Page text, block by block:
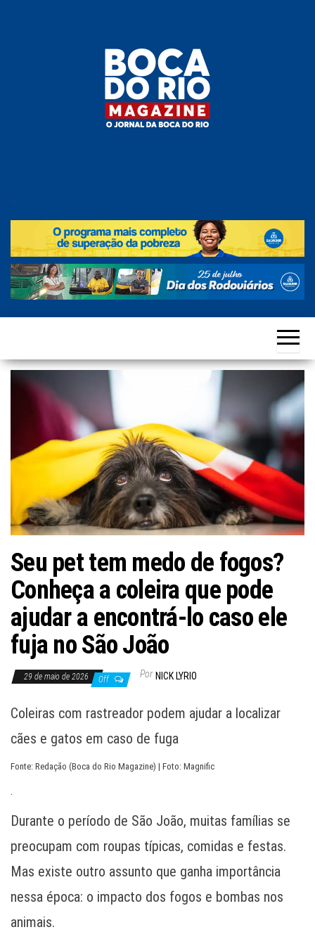
Magazine
do Rio
e
região!
.
Seu pet tem medo de fogos?
Conheça a coleira que pode
ajudar a encontrá-lo caso ele
fuja no São João
29 de maio de 2026 Off Por NICK LYRIO
Coleiras com rastreador podem ajudar a localizar
cães e gatos em caso de fuga
Fonte: Redação (Boca do Rio Magazine) | Foto: Magnific
.
Durante o período de São João, muitas famílias se
preocupam com roupas típicas, comidas e festas.
Mas existe outro assunto que ganha importância
nessa época: o impacto dos fogos e bombas nos
animais.